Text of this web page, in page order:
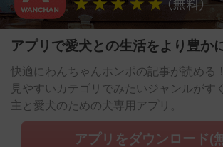
アプリで愛犬との生活をより豊かに
快適にわんちゃんホンポの記事が読める！
見やすいカテゴリでみたいジャンルがす
主と愛犬のための犬専用アプリ。
アプリをダウンロード(